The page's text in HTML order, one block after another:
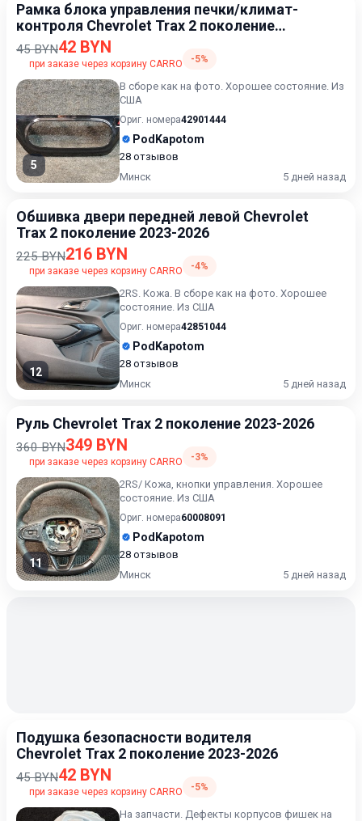
Рамка блока управления печки/климат-
контроля Chevrolet Trax 2 поколение
2023-2026
45 BYN42 BYN
при заказе через корзину CARRO -5%
5
В сборе как на фото. Хорошее состояние. Из
США
Ориг. номера42901444
PodKapotom
28 отзывов
Минск
5 дней назад
Обшивка двери передней левой Chevrolet
Trax 2 поколение 2023-2026
225 BYN216 BYN
при заказе через корзину CARRO -4%
12
2RS. Кожа. В сборе как на фото. Хорошее
состояние. Из США
Ориг. номера42851044
PodKapotom
28 отзывов
Минск
5 дней назад
Руль Chevrolet Trax 2 поколение 2023-2026
360 BYN349 BYN
при заказе через корзину CARRO -3%
11
2RS/ Кожа, кнопки управления. Хорошее
состояние. Из США
Ориг. номера60008091
PodKapotom
28 отзывов
Минск
5 дней назад
Подушка безопасности водителя
Chevrolet Trax 2 поколение 2023-2026
45 BYN42 BYN
при заказе через корзину CARRO -5%
На запчасти. Дефекты корпусов фишек на